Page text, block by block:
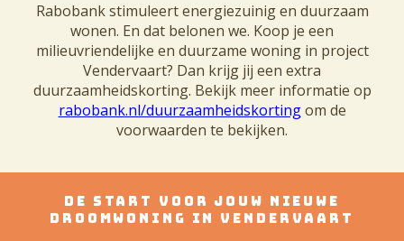
Rabobank stimuleert energiezuinig en duurzaam
wonen. En dat belonen we. Koop je een
milieuvriendelijke en duurzame woning in project
Vendervaart? Dan krijg jij een extra
duurzaamheidskorting. Bekijk meer informatie op
rabobank.nl/duurzaamheidskortingom de
voorwaarden te bekijken.
DE START VOOR JOUW NIEUWE
DROOMWONING IN VENDERVAART